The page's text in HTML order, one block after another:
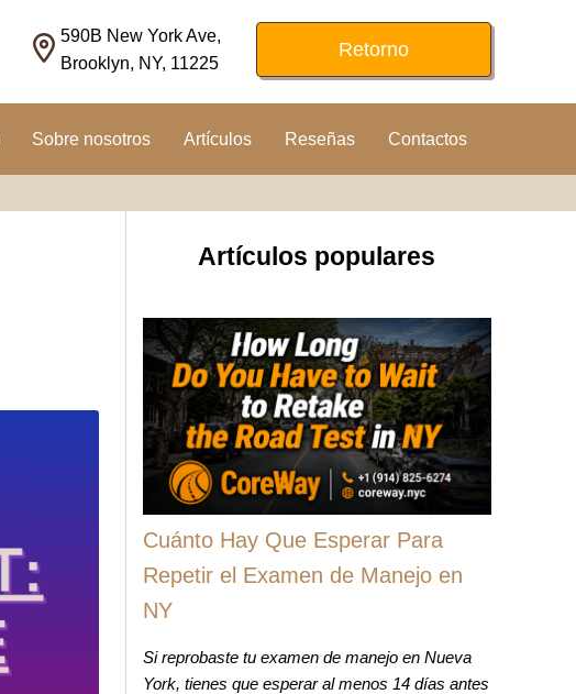
590B New York Ave,
Brooklyn, NY, 11225
Retorno
Sobre nosotros Artículos Reseñas Contactos
Artículos populares
Cuánto Hay Que Esperar Para
Repetir el Examen de Manejo en
NY
Si reprobaste tu examen de manejo en Nueva
York, tienes que esperar al menos 14 días antes